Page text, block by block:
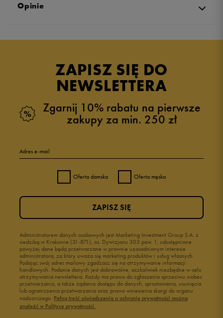
Opinie
ZAPISZ SIĘ DO
NEWSLETTERA
Zgarnij 10% rabatu na pierwsze
zakupy za min. 250 zł
Adres e-mail
Oferta damska Oferta męska
Administratorem danych osobowych jest Marketing Investment Group S.A. z
siedzibą w Krakowie (31-871), os. Dywizjonu 303 paw. 1, udostępnione
powyżej dane będą przetwarzane w prawnie uzasadnionym interesie
administratora, za który uważa się marketing produktów i usług własnych.
Podając swój adres mailowy zgadzasz się na otrzymywanie informacji
handlowych. Podanie danych jest dobrowolne, aczkolwiek niezbędne w celu
otrzymywania newslettera. Każdy ma prawo do zgłoszenia sprzeciwu wobec
przetwarzania, a także żądania dostępu do danych, sprostowania, usunięcia
lub ograniczenia przetwarzania oraz prawo wniesienia skargi do organu
nadzorczego. Pełną treść oświadczenia o ochronie prywatności można
znaleźć w Polityce prywatności.
ZAPISZ SIĘ